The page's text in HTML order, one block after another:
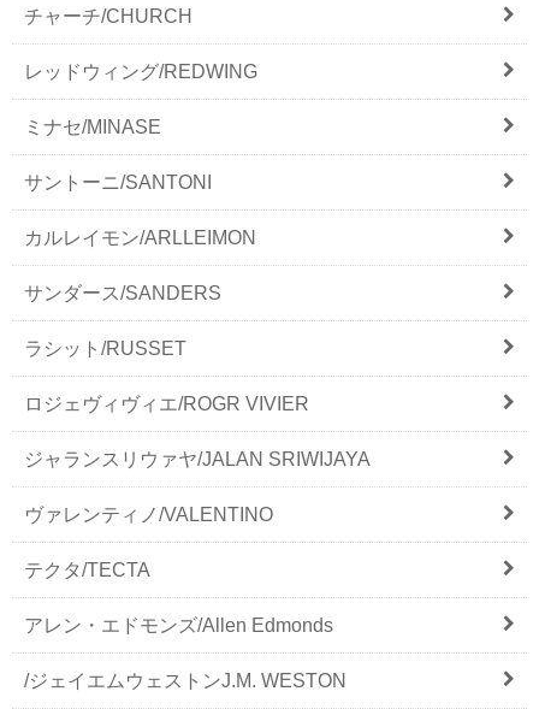
チャーチ/CHURCH
レッドウィング/REDWING
ミナセ/MINASE
サントーニ/SANTONI
カルレイモン/ARLLEIMON
サンダース/SANDERS
ラシット/RUSSET
ロジェヴィヴィエ/ROGR VIVIER
ジャランスリウァヤ/JALAN SRIWIJAYA
ヴァレンティノ/VALENTINO
テクタ/TECTA
アレン・エドモンズ/Allen Edmonds
/ジェイエムウェストンJ.M. WESTON